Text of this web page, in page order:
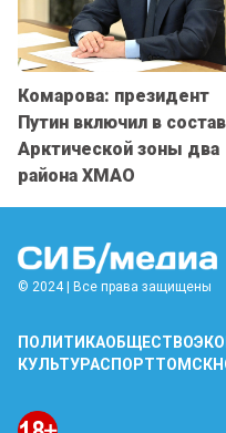
Комарова: президент
Путин включил в состав
Арктической зоны два
района ХМАО
© 2024 | Все права защищены
ПОЛИТИКАОБЩЕСТВО
КУЛЬТУРАСПОРТТОМСК